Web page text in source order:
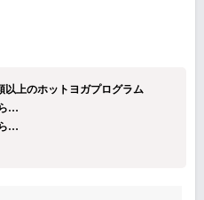
以上のホットヨガプログラム
…
…